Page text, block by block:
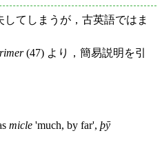
てしまうが，古英語ではま
(47) より，簡易説明を引
micle 'much, by far', þȳ